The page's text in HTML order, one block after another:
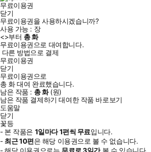
무료이용권
닫기
무료이용권을 사용하시겠습니까?
사용 가능 : 장
<>부터 총화
무료이용권으로 대여합니다.
다른 방법으로 결제
무료이용권
닫기
무료이용권으로
총 화대여 완료했습니다.
남은 작품 : 총화(원)
남은 작품 결제하기 대여한 작품 바로보기
도움말
닫기
꽃등
- 본 작품은 1일마다1편씩 무료입니다.
- 최근10편은 해당 이용권으로 볼 수 없습니다.
- 해당 이용권으로는 무료로3일간볼 수 있습니다.